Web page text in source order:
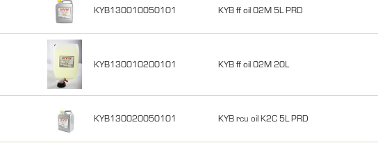
KYB130010050101 KYB ff oil 02M 5L PRD
KYB130010200101 KYB ff oil 02M 20L
KYB130020050101 KYB rcu oil K2C 5L PRD